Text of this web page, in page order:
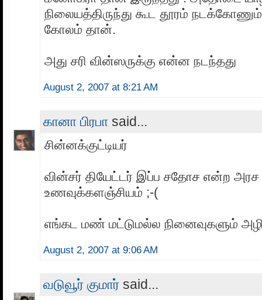
நிலையத்திருந்து கூட தூரம்
கோலம் தான்.
அது சரி வின்ஸருக்கு என்ன நடந்தது
August 2, 2007 at 8:21 AM
கானா பிரபா said...
சின்னக்குட்டியர்
வின்சர் தியேட்டர் இப்ப சதோச என்ற
உணவுக்களஞ்சியம் ;-(
எங்கட மண் மட்டுமல்ல நினைவுகளும்
August 2, 2007 at 9:06 AM
வடுவூர் குமார் said...